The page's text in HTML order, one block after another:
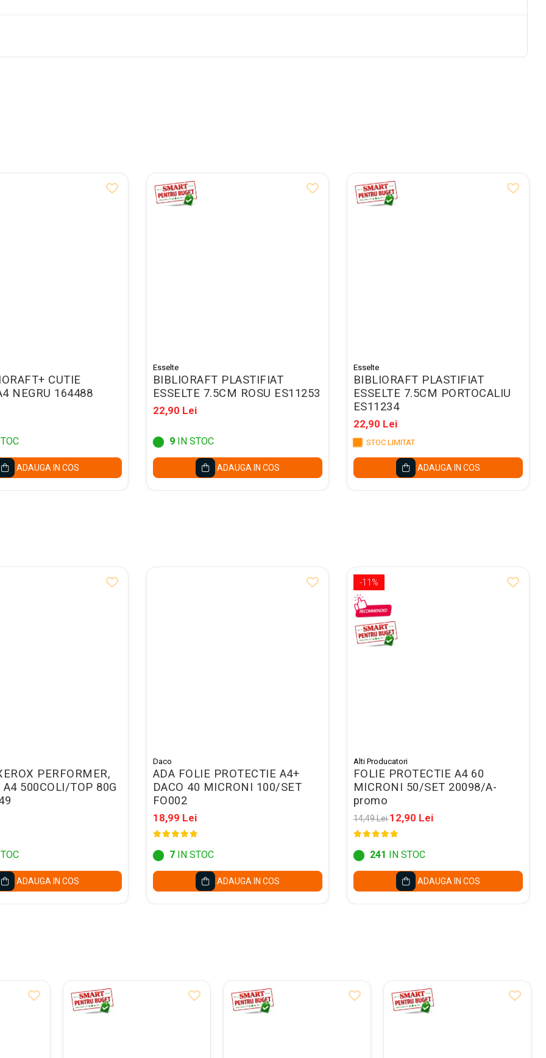
CUTIE
NEGRU 164488
ADAUGA IN COS
Esselte
BIBLIORAFT PLASTIFIAT
ESSELTE 7.5CM ROSU ES11253
22,90 Lei
9IN STOC
ADAUGA IN COS
Esselte
BIBLIORAFT PLASTIFIAT
ESSELTE 7.5CM PORTOCALIU
ES11234
22,90 Lei
STOC LIMITAT
ADAUGA IN COS
PERFORMER,
A4 500COLI/TOP 80G
ADAUGA IN COS
Daco
ADA FOLIE PROTECTIE A4+
DACO 40 MICRONI 100/SET
FO002
18,99 Lei
7IN STOC
ADAUGA IN COS
-11%
Alti Producatori
FOLIE PROTECTIE A4 60
MICRONI 50/SET 20098/A-
promo
14,49 Lei12,90 Lei
241 IN STOC
ADAUGA IN COS